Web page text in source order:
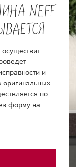
NEFF
и
оригинальных
по
форму на